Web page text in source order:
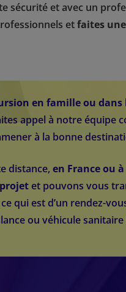
sécurité et avec un
etfaites
en famille ou dans
appel à notre équipe
à la bonne
distance, en France ou
projet et pouvons vous
qui est d’un rendez-
ou véhicule sanitaire